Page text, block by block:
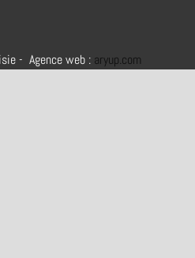
- Agence web : aryup.com